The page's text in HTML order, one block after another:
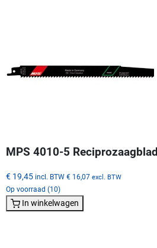
MPS 4010-5 Reciprozaagblad
€ 19,45 incl. BTW € 16,07 excl. BTW
Op voorraad (10)
In winkelwagen